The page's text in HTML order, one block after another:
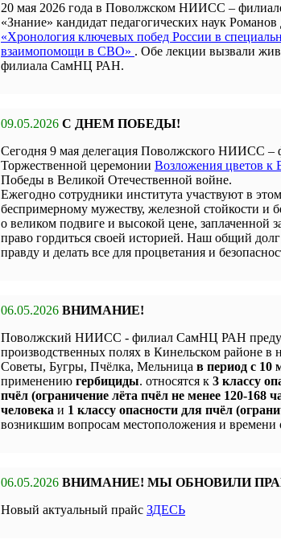
20 мая 2026 года в Поволжском НИИСС –
«Знание» кандидат педагогических наук
«Хронология ключевых побед России в
взаимопомощи в СВО» . Обе лекции вызвали
филиала СамНЦ РАН.
09.05.2026 С ДНЕМ ПОБЕДЫ!
Сегодня 9 мая делегация Поволжского НИИСС
Торжественной церемонии Возложения цветов к
Победы в Великой Отечественной войне.
Ежегодно сотрудники института участвуют в
беспримерному мужеству, железной стойкости
о великом подвиге и высокой цене, заплаченной
право гордиться своей историей. Наш общий
правду и делать все для процветания и
06.05.2026 ВНИМАНИЕ!
Поволжский НИИСС - филиал СамНЦ РАН
производственных полях в Кинельском районе
Советы, Бугры, Пчёлка, Мельница в период с 10
применению гербициды. относятся к 3 классу
пчёл (ограничение лёта пчёл не менее 120-168
человека и 1 классу опасности для пчёл
возникшим вопросам местоположения и времени
06.05.2026 ВНИМАНИЕ! МЫ ОБНОВИЛИ
Новый актуальный прайс ЗДЕСЬ